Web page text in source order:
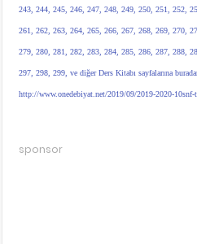
243, 244, 245, 246, 247, 248, 249, 250, 251, 252,
261, 262, 263, 264, 265, 266, 267, 268, 269, 270,
279, 280, 281, 282, 283, 284, 285, 286, 287, 288,
297, 298, 299, ve diğer Ders Kitabı sayfalarına
http://www.onedebiyat.net/2019/09/2019-2020-
sponsor